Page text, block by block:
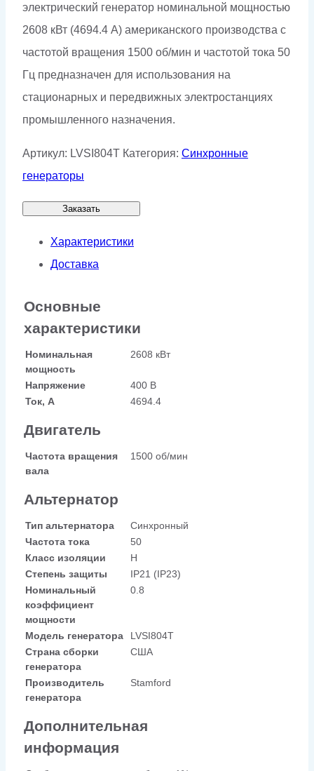
электрический генератор номинальной мощностью
2608 кВт (4694.4 А) американского производства с
частотой вращения 1500 об/мин и частотой тока 50
Гц предназначен для использования на
стационарных и передвижных электростанциях
промышленного назначения.
Артикул: LVSI804T Категория: Синхронные
генераторы
Заказать
Характеристики
Доставка
Основные
характеристики
Номинальная
мощность
2608 кВт
Напряжение
400 В
Ток, А
4694.4
Двигатель
Частота вращения
вала
1500 об/мин
Альтернатор
Тип альтернатора
Синхронный
Частота тока
50
Класс изоляции
H
Степень защиты
IP21 (IP23)
Номинальный
коэффициент
мощности
0.8
Модель генератора
LVSI804T
Страна сборки
генератора
США
Производитель
генератора
Stamford
Дополнительная
информация